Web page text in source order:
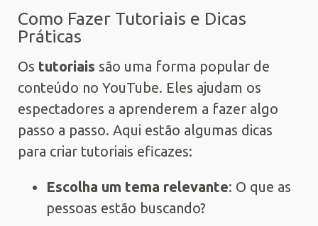
Como Fazer Tutoriais e Dicas
Práticas
Os tutoriais são uma forma popular de
conteúdo no YouTube. Eles ajudam os
espectadores a aprenderem a fazer algo
passo a passo. Aqui estão algumas dicas
para criar tutoriais eficazes:
Escolha um tema relevante: O que as
pessoas estão buscando?